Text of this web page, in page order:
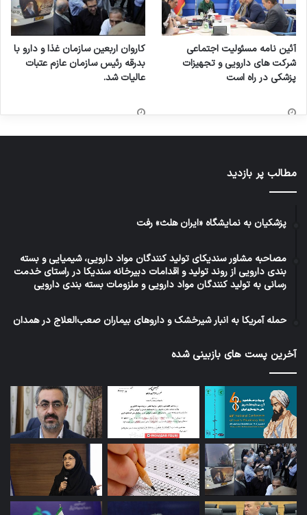
آئین نامه مسئولیت اجتماعی
شرکت های دارویی و تجهیزات
پزشکی در راه است
کاروان اربعین سازمان غذا و دارو با
بدرقه رئیس سازمان عازم عتبات
عالیات شد.
مطالب پر بازدید
پزشکیان به نمایشگاه «ایران هلث» رفت
مصاحبه مشاور سندیکای تولید کنندگان مواد دارویی، شیمیایی و بسته
بندی دارویی از روند تولید و اقدامات دبیرخانه سندیکا در راستای خدمت
رسانی به تولید کنندگان مواد دارویی و ملزومات بسته بندی دارویی
حمله آمریکا به انبار شیرخشک و داروهای بیماران صعب‌العلاج در همدان
آخرین پست های بازبینی شده